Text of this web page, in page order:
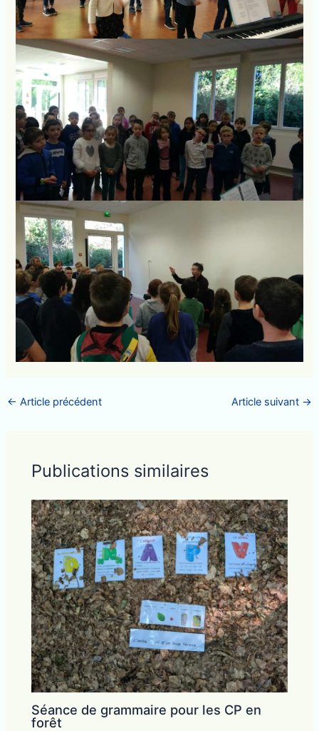
← Article précédent Article suivant →
Publications similaires
Séance de grammaire pour les CP en
forêt